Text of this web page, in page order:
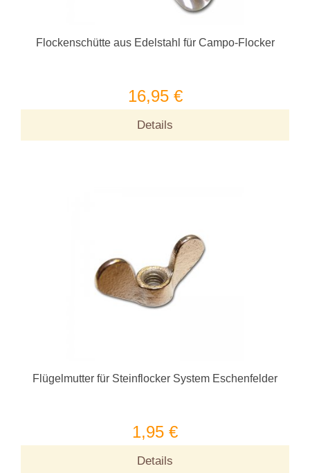
Flockenschütte aus Edelstahl für Campo-Flocker
16,95 €
Details
Flügelmutter für Steinflocker System Eschenfelder
1,95 €
Details